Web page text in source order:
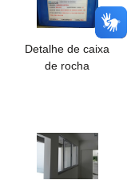
Detalhe de caixa
de rocha